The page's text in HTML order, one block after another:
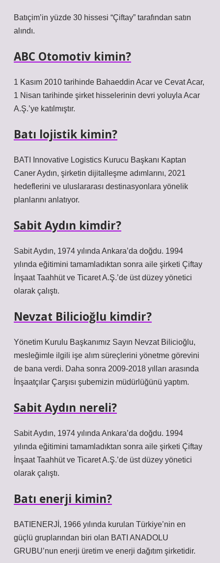
Batıçim’in yüzde 30 hissesi “Çiftay” tarafından satın
alındı.
ABC Otomotiv kimin?
1 Kasım 2010 tarihinde Bahaeddin Acar ve Cevat Acar,
1 Nisan tarihinde şirket hisselerinin devri yoluyla Acar
A.Ş.’ye katılmıştır.
Batı lojistik kimin?
BATI Innovative Logistics Kurucu Başkanı Kaptan
Caner Aydın, şirketin dijitalleşme adımlarını, 2021
hedeflerini ve uluslararası destinasyonlara yönelik
planlarını anlatıyor.
Sabit Aydın kimdir?
Sabit Aydın, 1974 yılında Ankara’da doğdu. 1994
yılında eğitimini tamamladıktan sonra aile şirketi Çiftay
İnşaat Taahhüt ve Ticaret A.Ş.’de üst düzey yönetici
olarak çalıştı.
Nevzat Bilicioğlu kimdir?
Yönetim Kurulu Başkanımız Sayın Nevzat Bilicioğlu,
mesleğimle ilgili işe alım süreçlerini yönetme görevini
de bana verdi. Daha sonra 2009-2018 yılları arasında
İnşaatçılar Çarşısı şubemizin müdürlüğünü yaptım.
Sabit Aydın nereli?
Sabit Aydın, 1974 yılında Ankara’da doğdu. 1994
yılında eğitimini tamamladıktan sonra aile şirketi Çiftay
İnşaat Taahhüt ve Ticaret A.Ş.’de üst düzey yönetici
olarak çalıştı.
Batı enerji kimin?
BATIENERJİ, 1966 yılında kurulan Türkiye’nin en
güçlü gruplarından biri olan BATI ANADOLU
GRUBU’nun enerji üretim ve enerji dağıtım şirketidir.